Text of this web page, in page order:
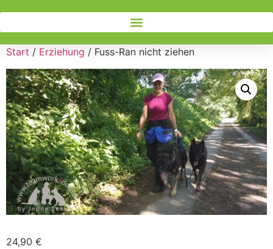
Start / Erziehung / Fuss-Ran nicht ziehen
24,90 €